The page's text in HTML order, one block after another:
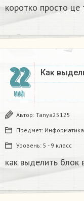
коротко просто це
22
МАЙ
Как
Автор: Tanya25125
Предмет: Информатика
Уровень: 5 - 9 класс
как выделить блок